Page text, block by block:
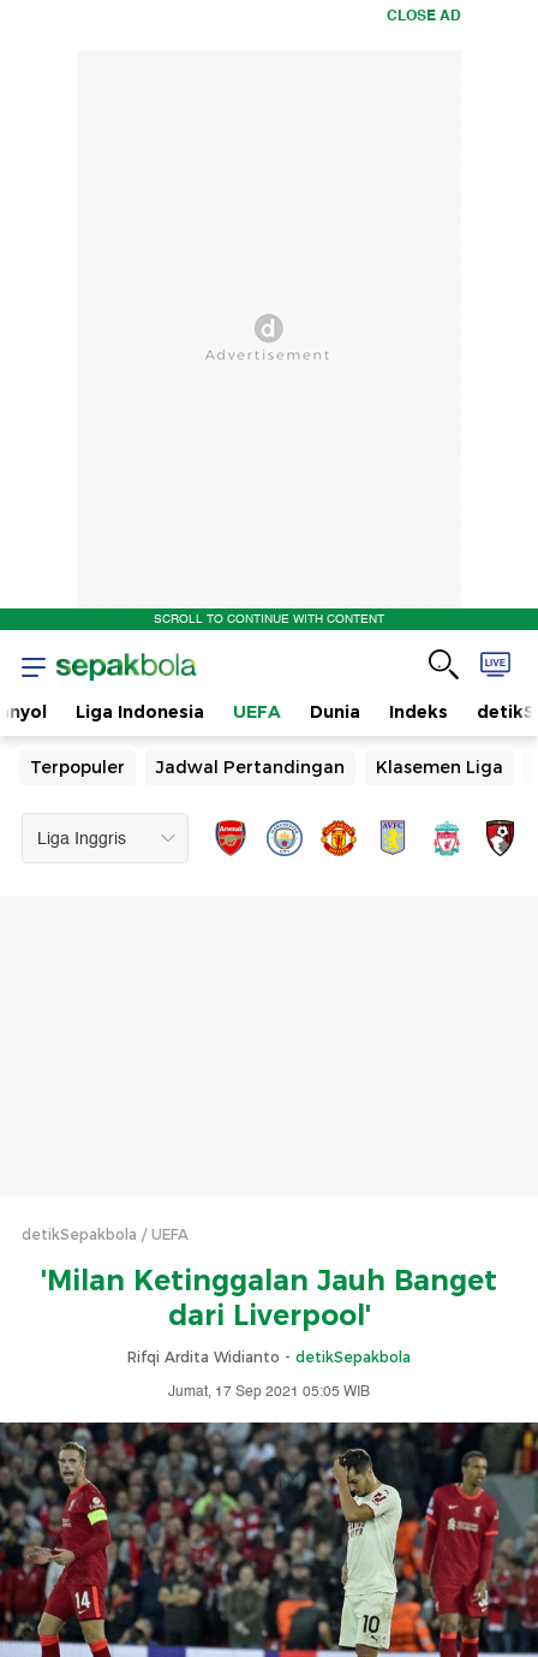
CLOSE AD
SCROLL TO CONTINUE WITH CONTENT
Liga Indonesia UEFA Dunia Indeks
Terpopuler Jadwal Pertandingan Klasemen Liga
detikSepakbola UEFA
'Milan Ketinggalan Jauh Banget
dari Liverpool'
Rifqi Ardita Widianto - detikSepakbola
Jumat, 17 Sep 2021 05:05 WIB